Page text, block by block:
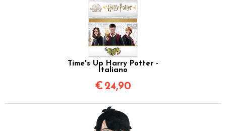
Time's Up Harry Potter -
Italiano
€ 24,90